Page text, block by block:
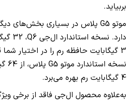
بربیاید.
موتو G5 پلاس در بسیاری بخش‌های
دارد. نسخه استاندارد ال‌جی Q6
،
3 گیگابایت حافظه رم را در اختیار
نسخه استاندارد موتو G5
4 گیگابایت رم بهره می‌برد.
به‌علاوه محصول ال‌جی فاقد از برخی